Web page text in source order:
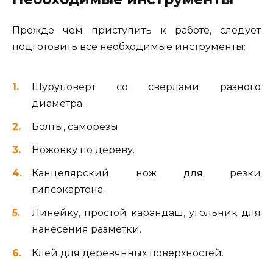
Прежде чем приступить к работе, следует
подготовить все необходимые инструменты:
Шуруповерт со сверлами разного
диаметра.
Болты, саморезы.
Ножовку по дереву.
Канцелярский нож для резки
гипсокартона.
Линейку, простой карандаш, угольник для
нанесения разметки.
Клей для деревянных поверхностей.